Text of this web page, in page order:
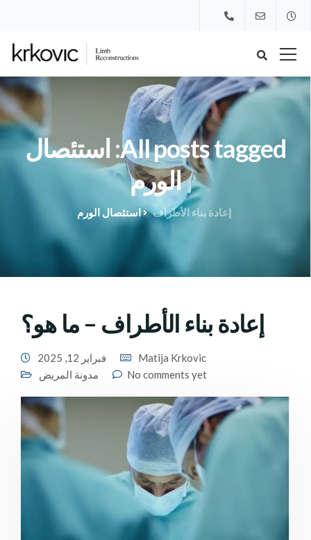
All posts tagged: استئصال
الورم
إعادة بناء الأطراف استئصال الورم
إعادة بناء الأطراف – ما هو؟
فبراير 12, 2025
Matija Krkovic
مدونة المريض
No comments yet